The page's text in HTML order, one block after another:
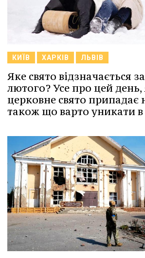
КИЇВ ХАРКІВ ЛЬВІВ
Яке свято відзначається
лютого? Усе про цей день,
церковне свято припадає
також що варто уникати в